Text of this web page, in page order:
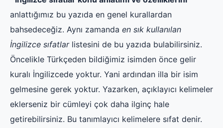
anlattığımız bu yazıda en genel kurallardan
bahsedeceğiz. Aynı zamanda en sık kullanılan
İngilizce sıfatlarlistesini de bu yazıda bulabilirsiniz.
Öncelikle Türkçeden bildiğimiz isimden önce gelir
kuralı İngilizcede yoktur. Yani ardından illa bir isim
gelmesine gerek yoktur. Yazarken, açıklayıcı kelimeler
eklerseniz bir cümleyi çok daha ilginç hale
getirebilirsiniz. Bu tanımlayıcı kelimelere sıfat denir.